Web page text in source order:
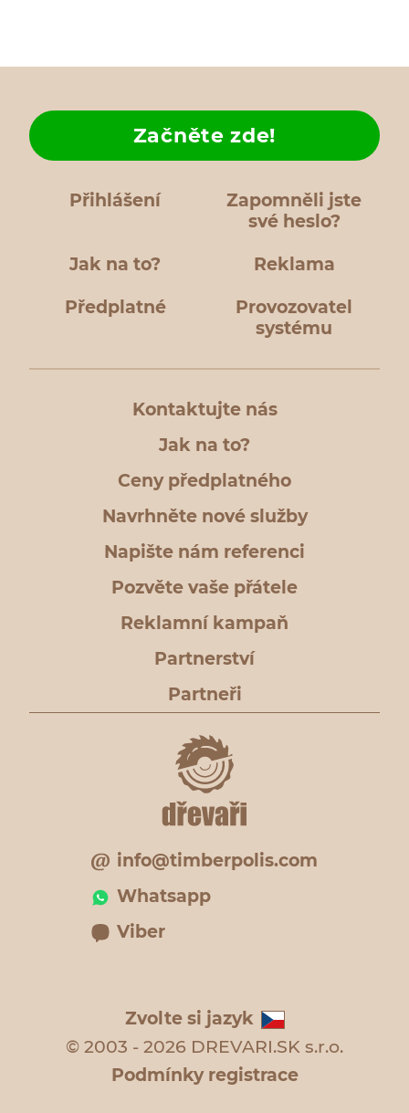
Přihlášení
Zapomněli jste
své heslo?
Jak na to?
Začněte zde!
Reklama
Předplatné
Provozovatel
systému
Kontaktujte nás
Jak na to?
Ceny předplatného
Navrhněte nové služby
Napište nám referenci
Pozvěte vaše přátele
Reklamní kampaň
Partnerství
Partneři
info@timberpolis.com
Whatsapp
Viber
Zvolte si jazyk
© 2003 - 2026 DREVARI.SK s.r.o.
Podmínky registrace